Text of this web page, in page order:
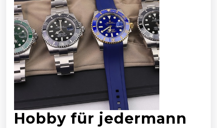
Hobby für jedermann